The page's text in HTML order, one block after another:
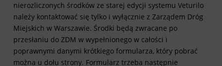
nierozliczonych środków ze starej edycji systemu Veturilo
należy kontaktować się tylko i wyłącznie z Zarządem Dróg
Miejskich w Warszawie. Środki będą zwracane po
przesłaniu do ZDM w wypełnionego w całości i
poprawnymi danymi krótkiego formularza, który pobrać
można u dołu strony. Formularz trzeba następnie